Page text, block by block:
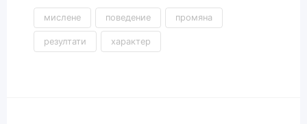
мислене поведение промяна
резултати характер